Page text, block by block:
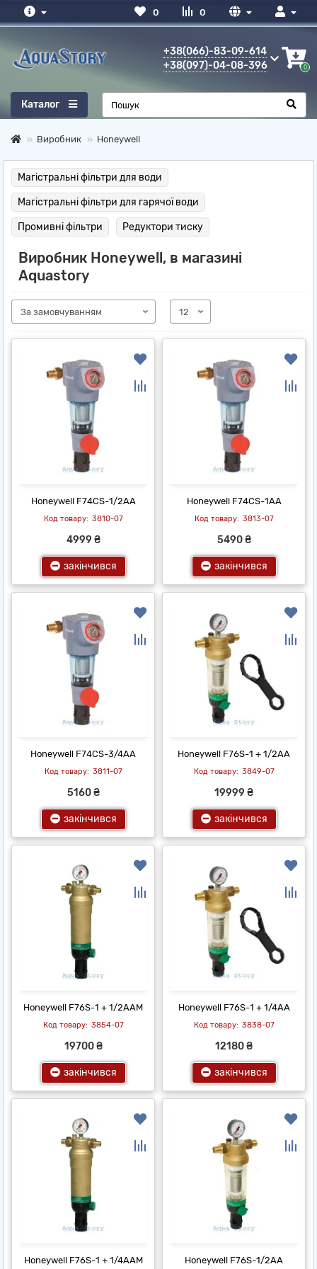
0
0
+38(066)-83-09-614
+38(097)-04-08-396
0
Каталог
Виробник Honeywell
Магістральні фільтри для води
Магістральні фільтри для гарячої води
Промивні фільтри Редуктори тиску
Виробник Honeywell, в магазині
Aquastory
Honeywell F74CS-1/2AA
3810-07
4999 ₴
закінчився
Honeywell F74CS-1AA
3813-07
5490 ₴
закінчився
Honeywell F74CS-3/4AA
3811-07
5160 ₴
закінчився
Honeywell F76S-1 + 1/2AA
3849-07
19999 ₴
закінчився
Honeywell F76S-1 + 1/2AAM
3854-07
19700 ₴
закінчився
Honeywell F76S-1 + 1/4AA
3838-07
12180 ₴
закінчився
Honeywell F76S-1 + 1/4AAM Honeywell F76S-1/2AA